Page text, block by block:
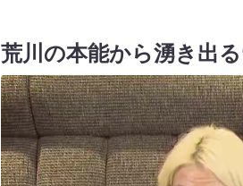
荒川の本能から湧き出